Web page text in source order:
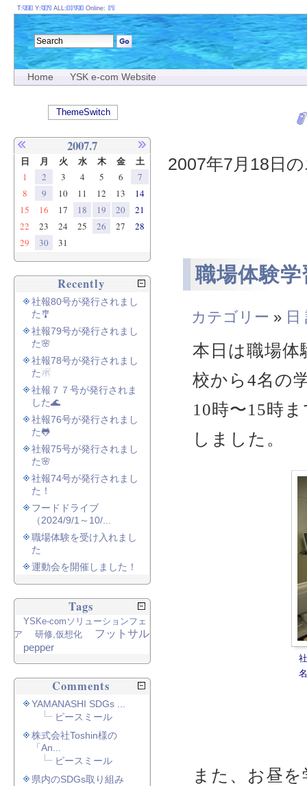
Home YSK e-com Website
2007年7月18日
職場体験学
カテゴリー » 日
本日は職場体
校から4名の
10時〜15時
しました。
また、お昼
T: Y: ALL: Online:
ThemeSwitch
2007.7
日 月 火 水 木 金 土
1 2 3 4 5 6
7
8
9 10 11 12 13
14
15
16 17 18 19 20
21
22
23 24 25 26 27
28
29
30 31
Recently
社報80号が発行されまし
た🎐
社報79号が発行されまし
た🌸
社報78号が発行されまし
た☃
社報７７号が発行されま
した🌊
社報76号が発行されまし
た🐸
社報75号が発行されまし
た🌸
社報74号が発行されまし
た！
フードドライブ
（2024/9/1～10/...
職場体験を受け入れまし
た
運動会を開催しました！
Tags
YSKe-comソリューションフェ
ア
研修,仮想化
フットサル
pepper
Comments
YAMANASHI SDGs ...
ピースミール
株式会社Toshin様の
「An...
ピースミール
県内のSDGs取り組み